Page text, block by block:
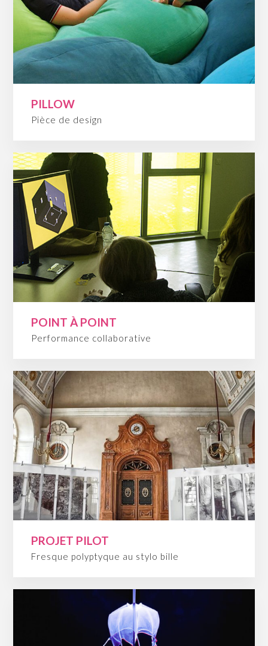
PILLOW
Pièce de design
POINT À POINT
Performance collaborative
PROJET PILOT
Fresque polyptyque au stylo bille